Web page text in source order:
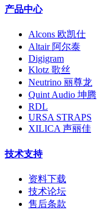
产品中心
Alcons 欧凯仕
Altair 阿尔泰
Digigram
Klotz 歌丝
Neutrino 丽尊龙
Quint Audio 坤腾
RDL
URSA STRAPS
XILICA 声丽佳
技术支持
资料下载
技术论坛
售后条款